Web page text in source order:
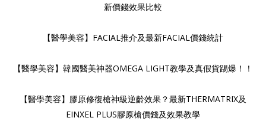
新價錢效果比較
【醫學美容】FACIAL推介及最新FACIAL價錢統計
【醫學美容】韓國醫美神器OMEGA LIGHT教學及真假貨踢爆！！
【醫學美容】膠原修復槍神級逆齡效果？最新THERMATRIX及
EINXEL PLUS膠原槍價錢及效果教學